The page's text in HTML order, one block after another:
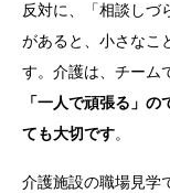
反対に、「相談しづ
があると、小さなこ
す。 介護は、チーム
「一人で頑張る」
ても大切です。
介護施設の職場見学